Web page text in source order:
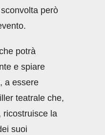
però
potrà
e spiare
a essere
teatrale che,
ricostruisce la
suoi